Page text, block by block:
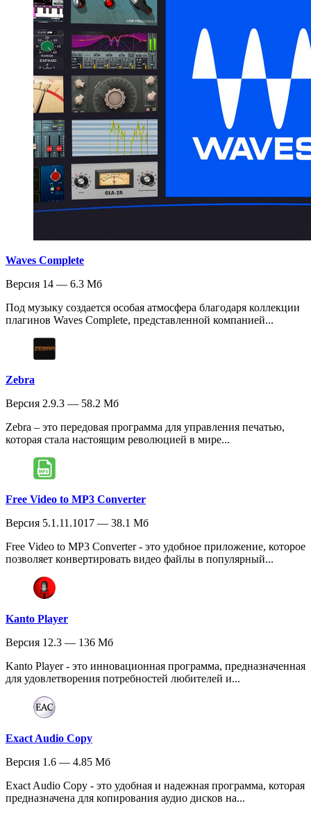
Waves Complete
Версия 14 — 6.3 Мб
Под музыку создается особая атмосфера благодаря коллекции
плагинов Waves Complete, представленной компанией...
Zebra
Версия 2.9.3 — 58.2 Мб
Zebra – это передовая программа для управления печатью,
которая стала настоящим революцией в мире...
Free Video to MP3 Converter
Версия 5.1.11.1017 — 38.1 Мб
Free Video to MP3 Converter - это удобное приложение, которое
позволяет конвертировать видео файлы в популярный...
Kanto Player
Версия 12.3 — 136 Мб
Kanto Player - это инновационная программа, предназначенная
для удовлетворения потребностей любителей и...
Exact Audio Copy
Версия 1.6 — 4.85 Мб
Exact Audio Copy - это удобная и надежная программа, которая
предназначена для копирования аудио дисков на...